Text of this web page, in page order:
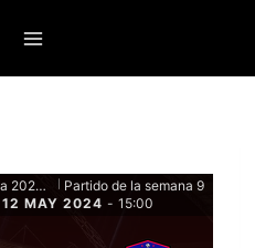
Superliga en Madrid Temporada 2024 - Fase de grupos
Partido de la semana 9
12 MAY 2024 - 15:00